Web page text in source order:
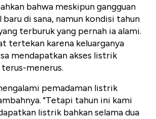
bahwa meskipun gangguan
di sana, namun kondisi tahun
terburuk yang pernah ia alami.
tertekan karena keluarganya
mendapatkan akses listrik
terus-menerus.
pemadaman listrik
"Tetapi tahun ini kami
listrik bahkan selama dua